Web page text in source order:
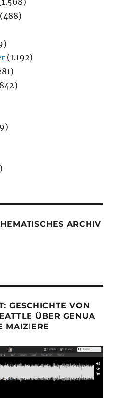
(488)
(1.192)
ARCHIV
GESCHICHTE VON
ÜBER GENUA
MAIZIERE